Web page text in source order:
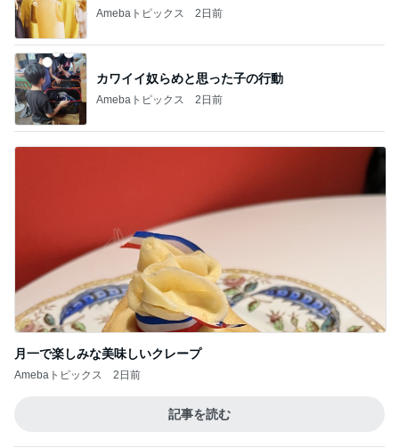
Amebaトピックス 2日前
カワイイ奴らめと思った子の行動
Amebaトピックス 2日前
月一で楽しみな美味しいクレープ
Amebaトピックス 2日前
記事を読む